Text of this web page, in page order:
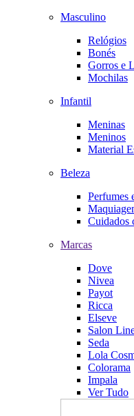
Masculino
Relógios
Bonés
Gorros e
Mochilas
Infantil
Meninas
Meninos
Material
Beleza
Perfumes
Cuidados
Marcas
Dove
Nivea
Payot
Ricca
Elseve
Salon
Seda
Lola
Colorama
Impala
Ver Tudo